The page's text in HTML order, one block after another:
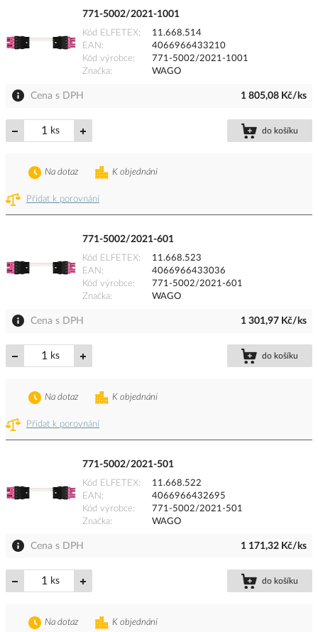
771-5002/2021-1001
Kód ELFETEX
11.668.514
EAN
4066966433210
Kód výrobce
771-5002/2021-1001
Značka
WAGO
Cena s DPH 1 805,08 Kč/ks
ks do košíku
Přidat k porovnání
K objednání
Na dotaz
771-5002/2021-601
Kód ELFETEX
11.668.523
EAN
4066966433036
Kód výrobce
771-5002/2021-601
Značka
WAGO
Cena s DPH 1 301,97 Kč/ks
ks do košíku
Přidat k porovnání
K objednání
Na dotaz
771-5002/2021-501
Kód ELFETEX
11.668.522
EAN
4066966432695
Kód výrobce
771-5002/2021-501
Značka
WAGO
Cena s DPH 1 171,32 Kč/ks
ks do košíku
K objednání
Na dotaz